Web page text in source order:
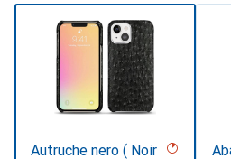
Autruche nero ( Noir